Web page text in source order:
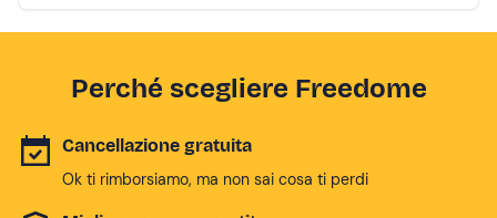
Perché scegliere Freedome
Cancellazione gratuita
Ok ti rimborsiamo, ma non sai cosa ti perdi